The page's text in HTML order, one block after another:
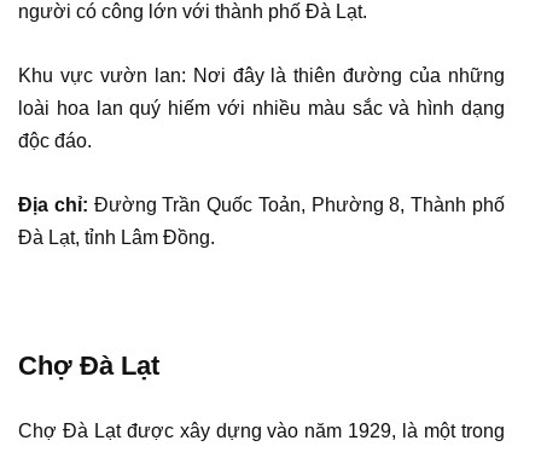
người có công lớn với thành phố Đà Lạt.
Khu vực vườn lan: Nơi đây là thiên đường của những
loài hoa lan quý hiếm với nhiều màu sắc và hình dạng
độc đáo.
Địa chỉ: Đường Trần Quốc Toản, Phường 8, Thành phố
Đà Lạt, tỉnh Lâm Đồng.
Chợ Đà Lạt
Chợ Đà Lạt được xây dựng vào năm 1929, là một trong